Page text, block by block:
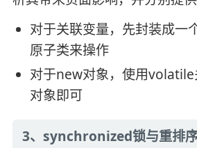
对于关联变量，先封装成一
原子类来操作
对于new对象，使用
对象即可
3、synchronized锁与重排